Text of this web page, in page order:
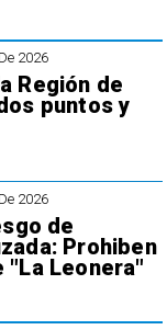
2026
Región de
puntos y
2026
de
Prohiben
"La Leonera"